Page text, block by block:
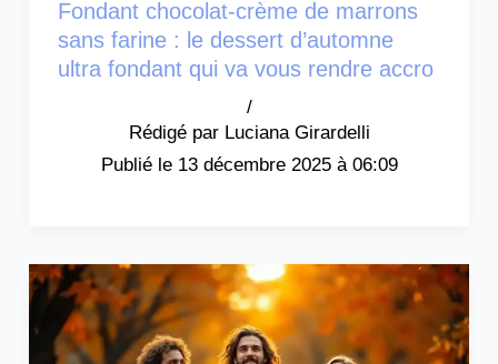
Fondant chocolat-crème de marrons
sans farine : le dessert d’automne
ultra fondant qui va vous rendre accro
Luciana Girardelli
/
13 décembre 2025 à 06:09